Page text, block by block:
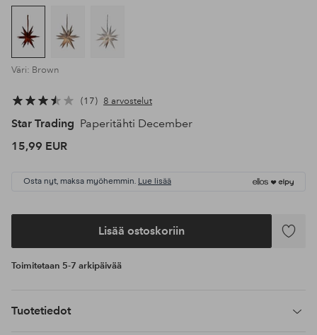
Väri: Brown
17 8 arvostelut
Star Trading Paperitähti December
15,99 EUR
Osta nyt, maksa myöhemmin. Lue lisää
Lisää ostoskoriin
Lisää
Toimitetaan 5-7 arkipäivää
Tuotetiedot